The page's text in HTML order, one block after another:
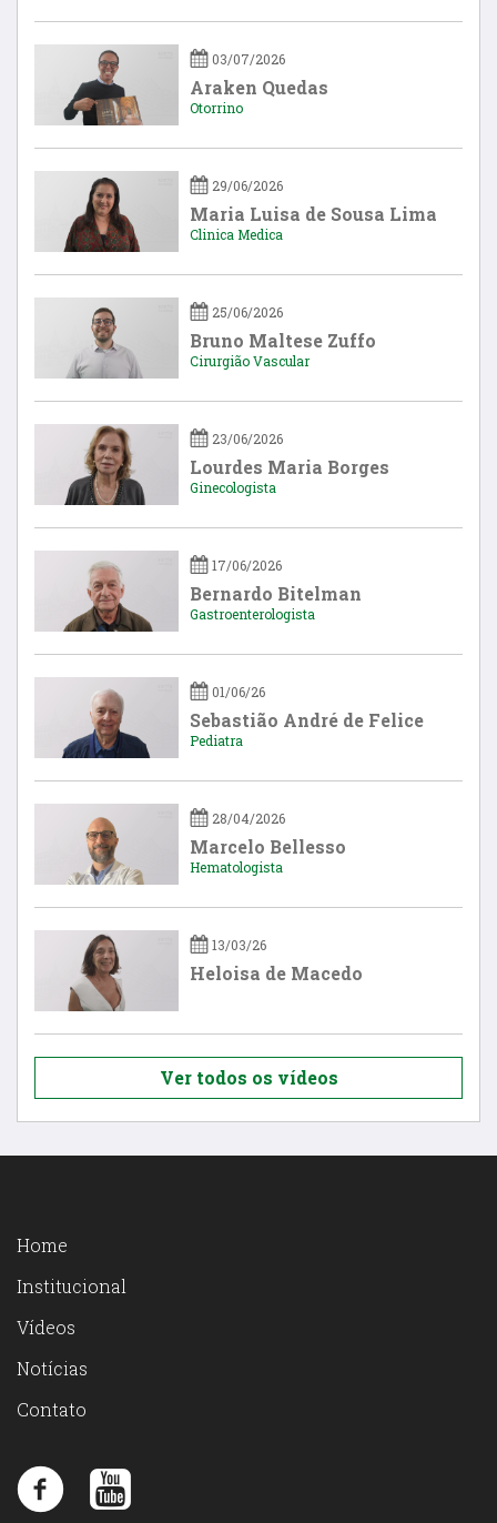
03/07/2026
Araken Quedas
Otorrino
29/06/2026
Maria Luisa de Sousa Lima
Clinica Medica
25/06/2026
Bruno Maltese Zuffo
Cirurgião Vascular
23/06/2026
Lourdes Maria Borges
Ginecologista
17/06/2026
Bernardo Bitelman
Gastroenterologista
01/06/26
Sebastião André de Felice
Pediatra
28/04/2026
Marcelo Bellesso
Hematologista
13/03/26
Heloisa de Macedo
Ver todos os vídeos
Home
Institucional
Vídeos
Notícias
Contato